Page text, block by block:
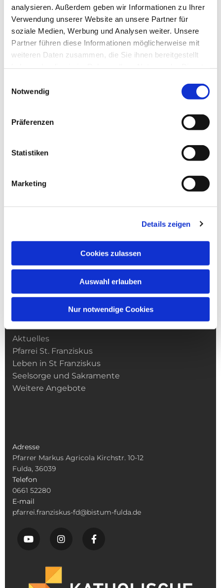
analysieren. Außerdem geben wir Informationen zu Ihrer
Verwendung unserer Website an unsere Partner für
soziale Medien, Werbung und Analysen weiter. Unsere
Partner führen diese Informationen möglicherweise mit
weiteren Daten zusammen, die Sie ihnen bereitgestellt
Notwendig
Präferenzen
Statistiken
Marketing
Details zeigen
Cookies zulassen
Auswahl erlauben
Nur notwendige Cookies
Dies könnte Sie auch
interessieren
Kirchengemeinde­­ St. Franziskus
Aktuelles
Pfarrei St. Franziskus
Leben in St Franziskus
Seelsorge und Sakramente
Weitere Angebote
Adresse
Pfarrer Markus Agricola Kirchstr. 10-12
Fulda, 36039
Telefon
0661 52280
E-mail
pfarrei.franziskus-fd@bistum-fulda.de